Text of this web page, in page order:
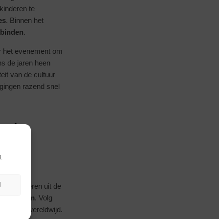
te
. Binnen het
.
het evenement om
de jaren heen
van de cultuur
razend snel
de
kinderen uit de
. Volg
wereldwijd.